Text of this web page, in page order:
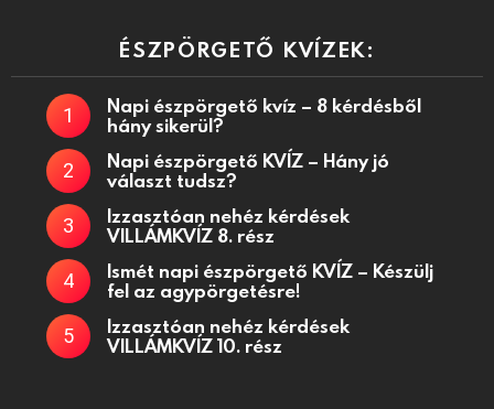
ÉSZPÖRGETŐ KVÍZEK:
Napi észpörgető kvíz – 8 kérdésből
hány sikerül?
Napi észpörgető KVÍZ – Hány jó
választ tudsz?
Izzasztóan nehéz kérdések
VILLÁMKVÍZ 8. rész
Ismét napi észpörgető KVÍZ – Készülj
fel az agypörgetésre!
Izzasztóan nehéz kérdések
VILLÁMKVÍZ 10. rész